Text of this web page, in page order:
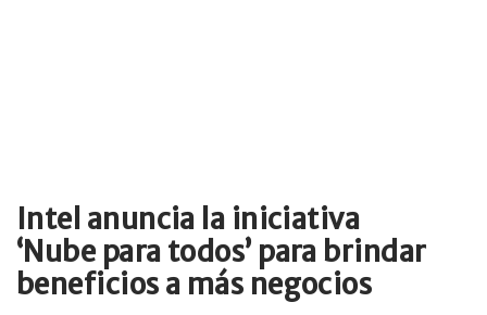
Intel anuncia la iniciativa
‘Nube para todos’ para brindar
beneficios a más negocios